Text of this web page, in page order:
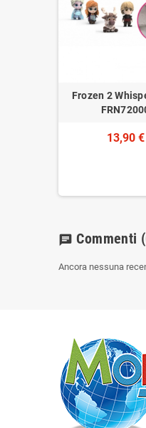
Frozen 2
13,90 €
chat Commenti
Ancora nessuna